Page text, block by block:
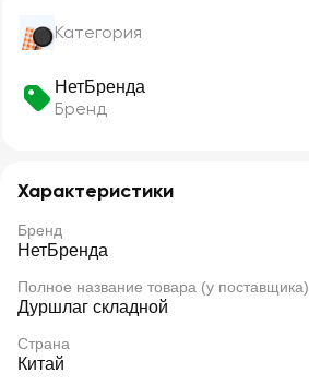
Категория
НетБренда
Бренд
Характеристики
Бренд
НетБренда
Полное название товара (у поставщика)
Дуршлаг складной
Страна
Китай